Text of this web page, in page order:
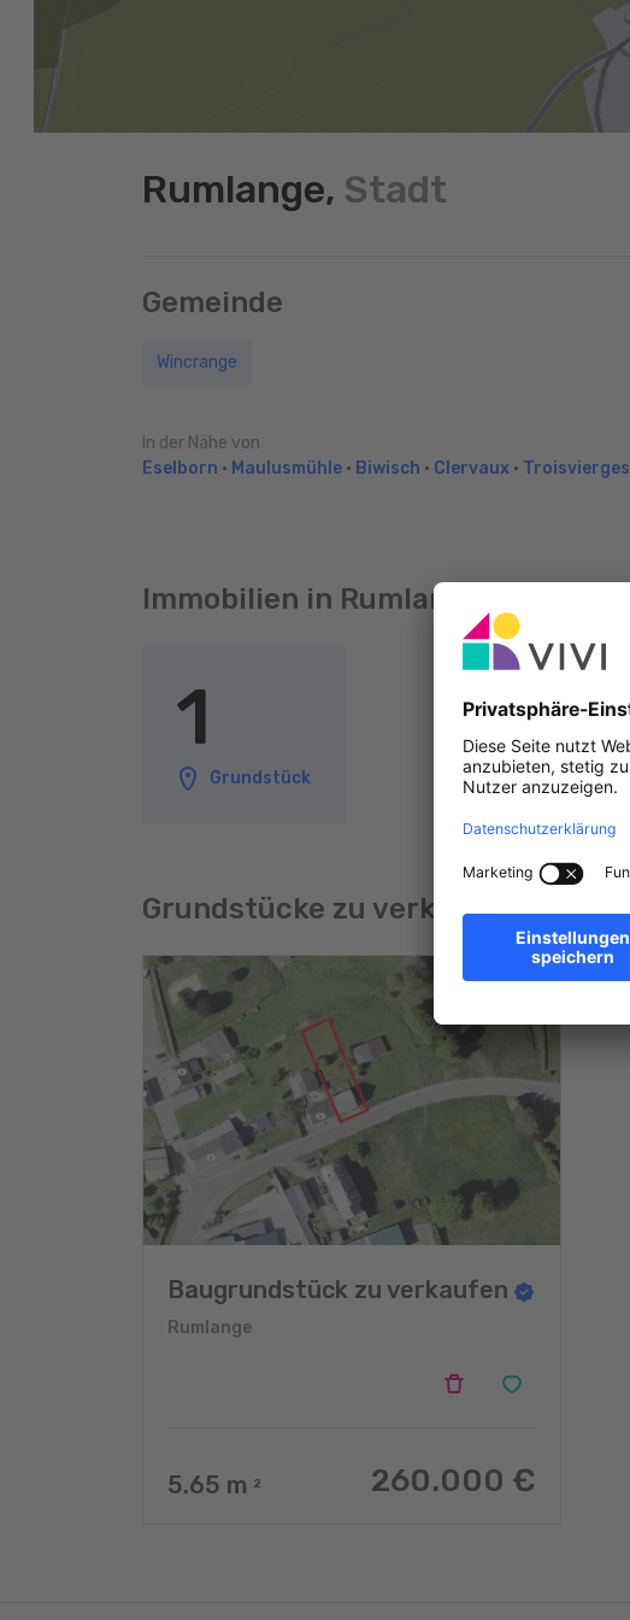
Rumlange, Stadt
Gemeinde
Wincrange
In der Nähe von
Eselborn • Maulusmühle • Biwisch • Clervaux • Troisvierges
Immobilien in Rumlange
1
Grundstück
Grundstücke zu verkaufen
Baugrundstück zu verkaufen
Rumlange
5.65 m 2 260.000 €